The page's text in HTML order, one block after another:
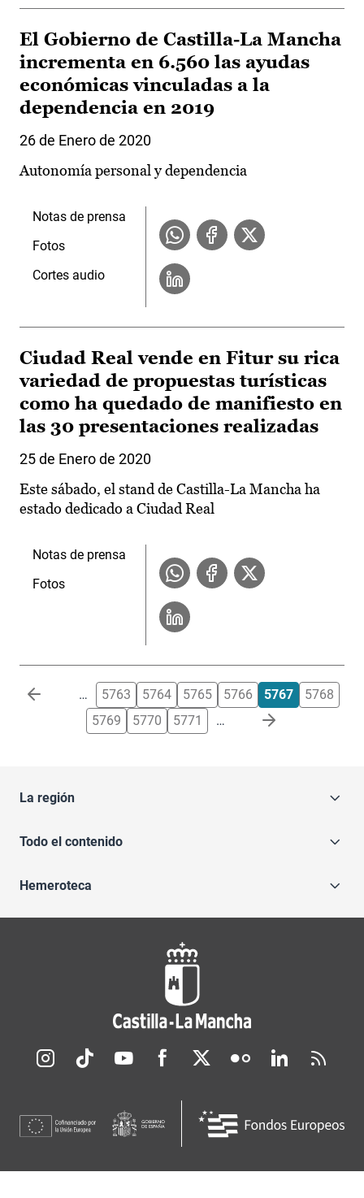
El Gobierno de Castilla-La Mancha
incrementa en 6.560 las ayudas
económicas vinculadas a la
dependencia en 2019
26 de Enero de 2020
Autonomía personal y dependencia
Notas de prensa
Fotos
Cortes audio
Ciudad Real vende en Fitur su rica
variedad de propuestas turísticas
como ha quedado de manifiesto en
las 30 presentaciones realizadas
25 de Enero de 2020
Este sábado, el stand de Castilla-La Mancha ha
estado dedicado a Ciudad Real
Notas de prensa
Fotos
Paginación … 5763 5764 5765 5766 5767
5768
5769
5770 5771 …
La región
Todo el contenido
Hemeroteca
Redes sociales JCCM